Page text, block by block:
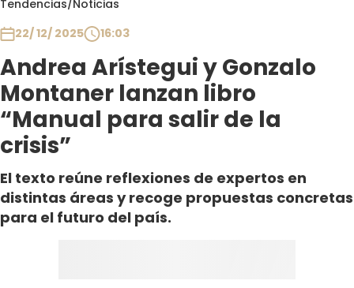
Tendencias/Noticias
22/ 12/ 2025
16:03
Andrea Arístegui y Gonzalo
Montaner lanzan libro
“Manual para salir de la
crisis”
El texto reúne reflexiones de expertos en
distintas áreas y recoge propuestas concretas
para el futuro del país.
Club De La Comedia
Contigo en Directo
Plan Perfecto
El Tiempo
Sabingo
Todos Los Programas